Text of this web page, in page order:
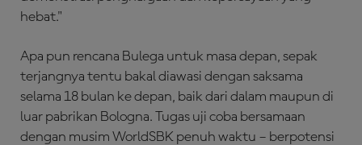
hebat."
Apa pun rencana Bulega untuk masa depan, sepak
terjangnya tentu bakal diawasi dengan saksama
selama 18 bulan ke depan, baik dari dalam maupun di
luar pabrikan Bologna. Tugas uji coba bersamaan
dengan musim WorldSBK penuh waktu – berpotensi